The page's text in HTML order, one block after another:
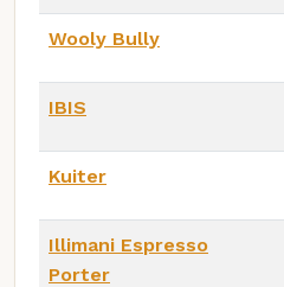
Wooly Bully
IBIS
Kuiter
Illimani Espresso
Porter